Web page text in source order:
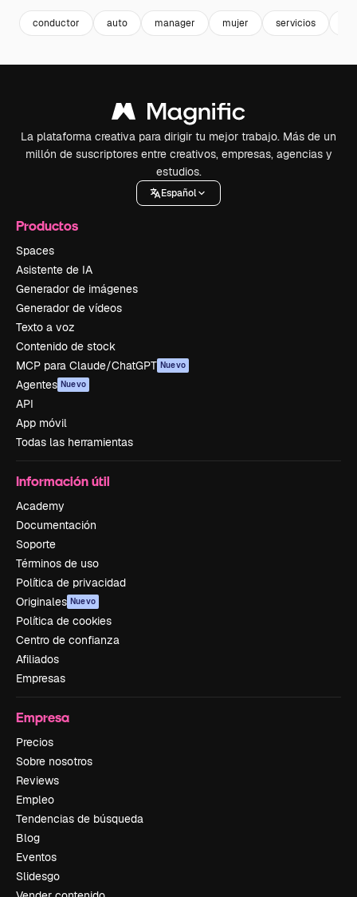
conductor auto manager mujer servicios
La plataforma creativa para dirigir tu mejor trabajo. Más de un
millón de suscriptores entre creativos, empresas, agencias y
estudios.
Español
Productos
Spaces
Asistente de IA
Generador de imágenes
Generador de vídeos
Texto a voz
Contenido de stock
MCP para Claude/ChatGPT Nuevo
Agentes Nuevo
API
App móvil
Todas las herramientas
Información útil
Academy
Documentación
Soporte
Términos de uso
Política de privacidad
Originales Nuevo
Política de cookies
Centro de confianza
Afiliados
Empresas
Empresa
Precios
Sobre nosotros
Reviews
Empleo
Tendencias de búsqueda
Blog
Eventos
Slidesgo